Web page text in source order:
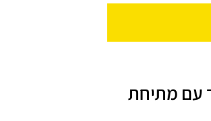
עם מתיחת